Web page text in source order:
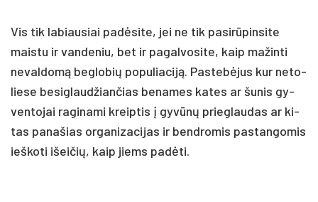
Vis tik la­biau­siai pa­dėsi­te, jei ne tik pa­si­rūpin­si­te
mais­tu ir van­de­niu, bet ir pa­gal­vo­si­te, kaip ma­žin­ti
ne­val­domą be­glo­bių po­pu­lia­ciją. Pas­tebėjus kur ne­to­
lie­se be­si­glaud­žian­čias be­na­mes ka­tes ar šu­nis gy­
ven­to­jai ra­gi­na­mi kreip­tis į gyvūnų prie­glau­das ar ki­
tas pa­na­šias or­ga­ni­za­ci­jas ir bend­ro­mis pa­stan­go­mis
ieš­ko­ti išei­čių, kaip jiems pa­dėti.